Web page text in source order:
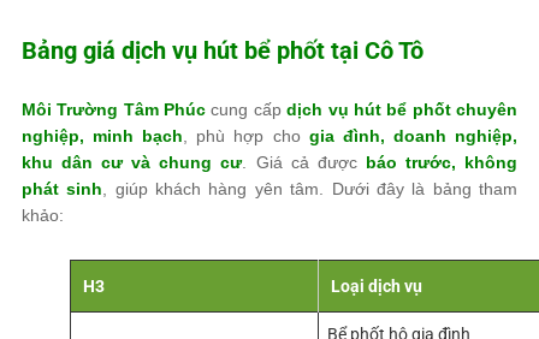
Bảng giá dịch vụ hút bể phốt tại Cô Tô
Môi Trường Tâm Phúc cung cấpdịch vụ hút bể phốt chuyên
nghiệp, minh bạch , phù hợp cho gia đình, doanh nghiệp,
khu dân cư và chung cư. Giá cả được báo trước, không
phát sinh , giúp khách hàng yên tâm. Dưới đây là bảng tham
khảo:
H3 Loại dịch vụ
Bể phốt hộ gia đình